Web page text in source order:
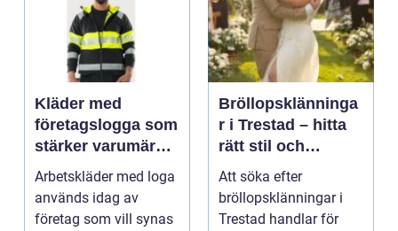
Kläder med
företagslogga som
stärker varumärket
varje dag
Arbetskläder med loga
används idag av
företag som vill synas
Bröllopsklänninga
r i Trestad – hitta
rätt stil och
passform inför den
stora dagen
Att söka efter
bröllopsklänningar i
Trestad handlar för